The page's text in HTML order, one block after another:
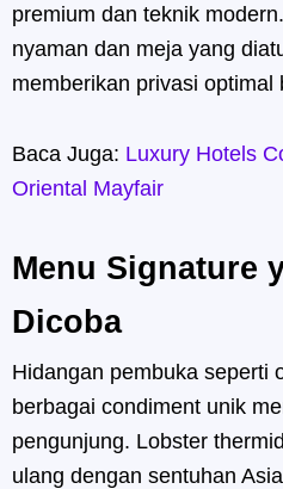
premium dan teknik
nyaman dan meja yang
memberikan privasi optimal
Baca Juga: Luxury Hotels
Oriental Mayfair
Menu Signature
Dicoba
Hidangan pembuka seperti
berbagai condiment unik
pengunjung. Lobster
ulang dengan sentuhan